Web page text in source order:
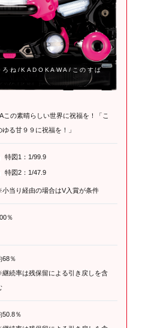
ね/KADOKAWA/このすば
この素晴らしい世界に祝福を！「こ
ゆる甘９９に祝福を！」
特図1：1/99.9
特図2：1/47.9
当り経由の場合はV入賞が条件
％
68％
続率は残保留による引き戻しを含
50.8％